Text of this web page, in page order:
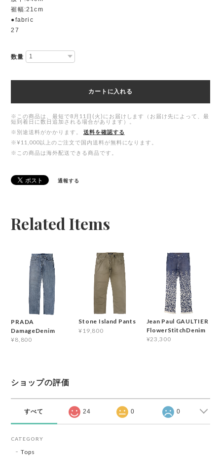
裾幅:21cm
●fabric
27
数量
カートに入れる
※この商品は、最短で8月11日(火)にお届けします（お届け先によって、最
短到着日に数日追加される場合があります）。
※別途送料がかかります。
送料を確認する
※¥11,000以上のご注文で国内送料が無料になります。
※この商品は海外配送できる商品です。
通報する
Related Items
PRADA
DamageDenim
¥8,800
Stone Island Pants
¥19,800
Jean Paul GAULTIER
FlowerStitchDenim
¥23,300
ショップの評価
すべて 24 0 0
CATEGORY
Tops